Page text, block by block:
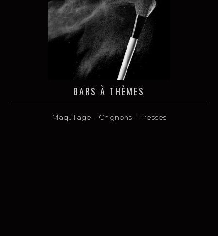
BARS À THÈMES
Maquillage – Chignons – Tresses